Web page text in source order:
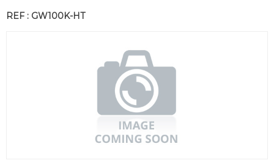
REF : GW100K-HT